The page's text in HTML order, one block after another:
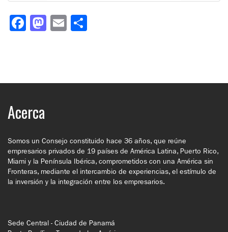
Facebook
Mastodon
Email
Acerca
Somos un Consejo constituido hace 36 años, que reúne
empresarios privados de 19 países de América Latina, Puerto Rico,
Miami y la Península Ibérica, comprometidos con una América sin
Fronteras, mediante el intercambio de experiencias, el estímulo de
la inversión y la integración entre los empresarios.
Sede Central - Ciudad de Panamá